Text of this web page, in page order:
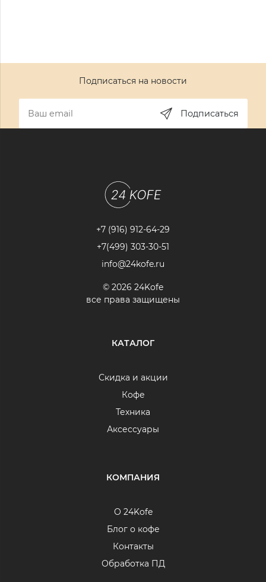
Подписаться на новости
Подписаться
+7 (916) 912-64-29
+7(499) 303-30-51
info@24kofe.ru
© 2026 24Kofe
все права защищены
КАТАЛОГ
Скидка и акции
Кофе
Техника
Аксессуары
КОМПАНИЯ
О 24Kofe
Блог о кофе
Контакты
Обработка ПД